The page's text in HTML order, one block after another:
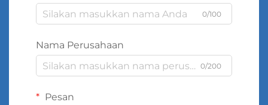
0/100
Nama Perusahaan
0/200
Pesan